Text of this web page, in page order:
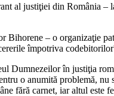
al justiţiei din România –
– o organizaţie
împotriva
Dumnezeilor în justiţia
o anumită problemă,
fără carnet, iar altul este